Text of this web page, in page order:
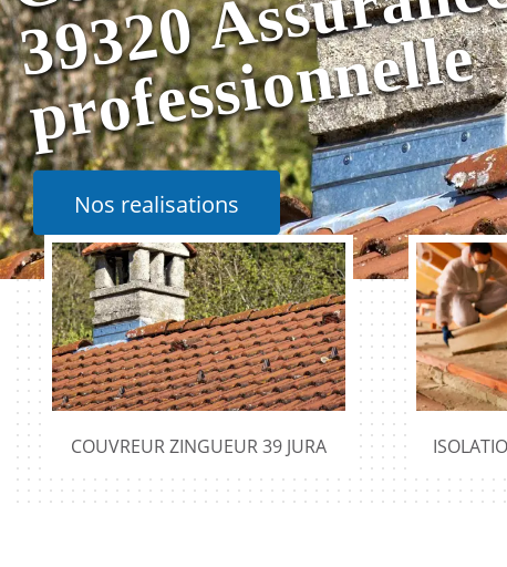
e
Nos realisations
COUVREUR ZINGUEUR 39 JURA